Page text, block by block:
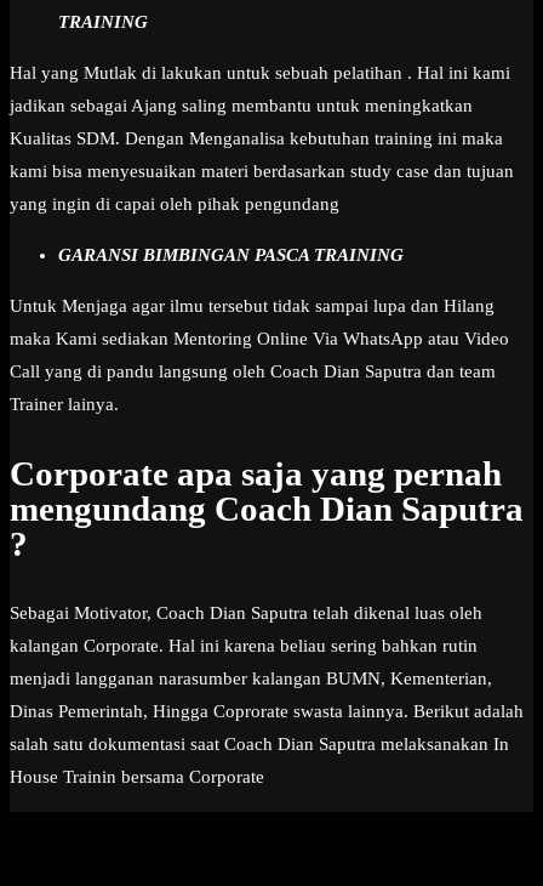
TRAINING
Hal yang Mutlak di lakukan untuk sebuah pelatihan . Hal ini kami
jadikan sebagai Ajang saling membantu untuk meningkatkan
Kualitas SDM. Dengan Menganalisa kebutuhan training ini maka
kami bisa menyesuaikan materi berdasarkan study case dan tujuan
yang ingin di capai oleh pihak pengundang
GARANSI BIMBINGAN PASCA TRAINING
Untuk Menjaga agar ilmu tersebut tidak sampai lupa dan Hilang
maka Kami sediakan Mentoring Online Via WhatsApp atau Video
Call yang di pandu langsung oleh Coach Dian Saputra dan team
Trainer lainya.
Corporate apa saja yang pernah
mengundang Coach Dian Saputra
?
Sebagai Motivator, Coach Dian Saputra telah dikenal luas oleh
kalangan Corporate. Hal ini karena beliau sering bahkan rutin
menjadi langganan narasumber kalangan BUMN, Kementerian,
Dinas Pemerintah, Hingga Coprorate swasta lainnya. Berikut adalah
salah satu dokumentasi saat Coach Dian Saputra melaksanakan In
House Trainin bersama Corporate